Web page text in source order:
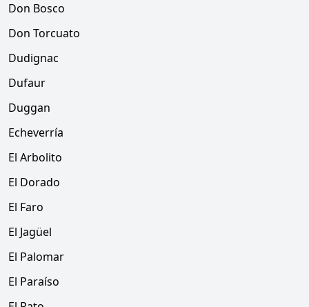
Don Bosco
Don Torcuato
Dudignac
Dufaur
Duggan
Echeverría
El Arbolito
El Dorado
El Faro
El Jagüel
El Palomar
El Paraíso